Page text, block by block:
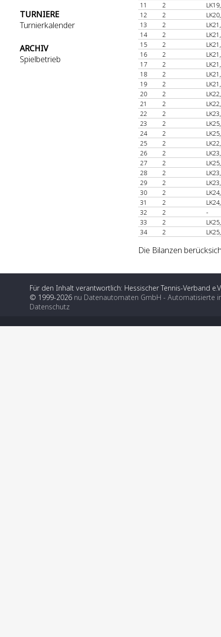
TURNIERE
Turnierkalender
ARCHIV
Spielbetrieb
11
2
12
2
13
2
14
2
15
2
16
2
17
2
18
2
19
2
20
2
21
2
22
2
23
2
24
2
25
2
26
2
27
2
28
2
29
2
30
2
31
2
32
2
-
33
2
34
2
Die Bilanzen
Für den Inhalt verantwortlich: Hessischer Tennis-Verband
© 1999-2026 nu Datenautomaten GmbH - Automatisierte
Datenschutz